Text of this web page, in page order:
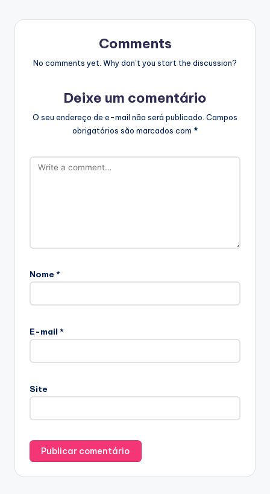
Comments
No comments yet. Why don’t you start the discussion?
Deixe um comentário
O seu endereço de e-mail não será publicado. Campos
obrigatórios são marcados com *
Nome *
E-mail *
Site